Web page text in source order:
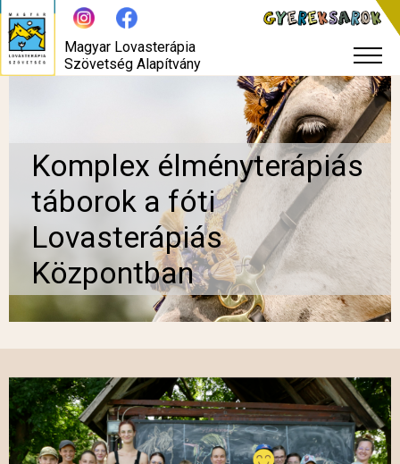
Magyar Lovasterápia
Szövetség Alapítvány
Komplex élményterápiás
táborok a fóti
Lovasterápiás
Központban